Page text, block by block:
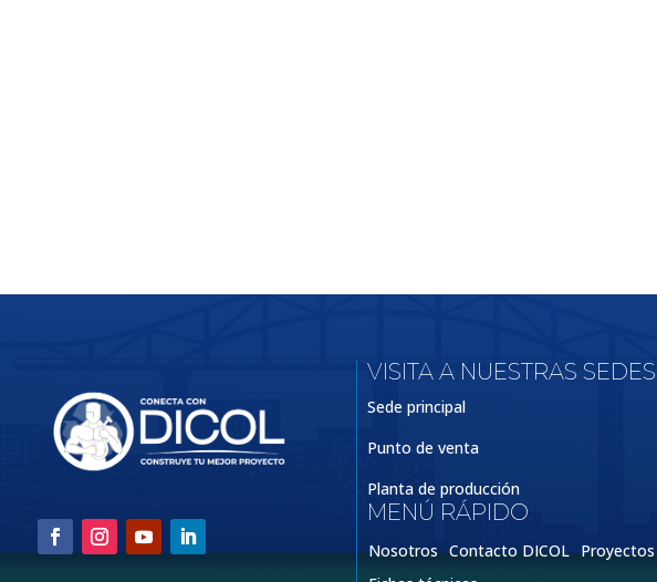
VISITA A NUESTRAS SEDES
Sede principal
Punto de venta
Planta de producción
MENÚ RÁPIDO
Nosotros Contacto DICOL Proyectos